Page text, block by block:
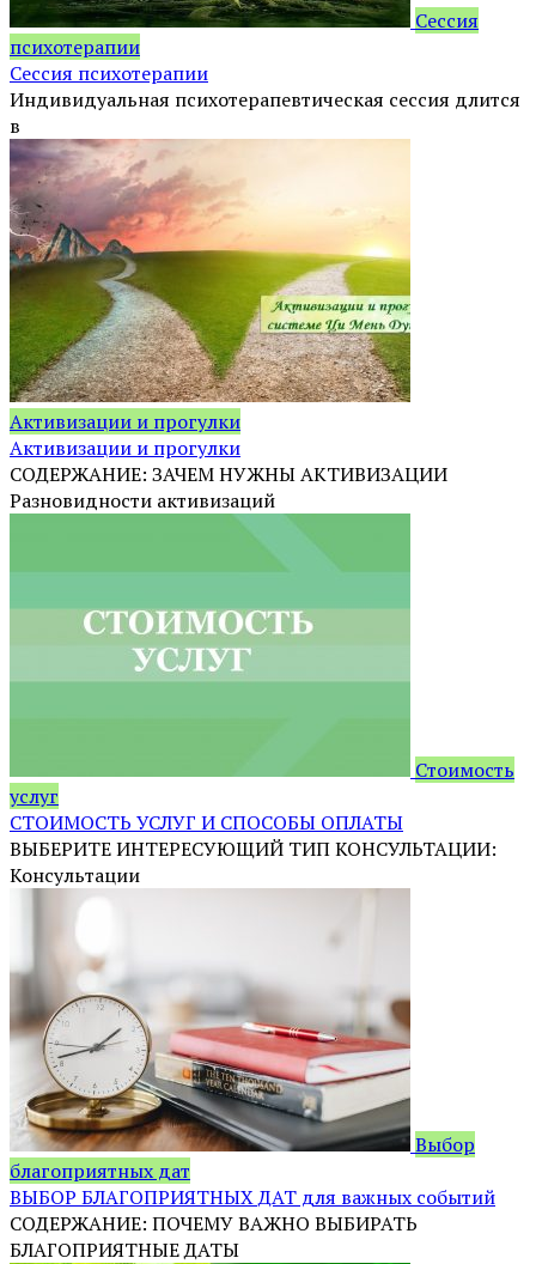
Сессия
психотерапии
Сессия психотерапии
Индивидуальная психотерапевтическая сессия длится
в
Активизации и прогулки
Активизации и прогулки
СОДЕРЖАНИЕ: ЗАЧЕМ НУЖНЫ АКТИВИЗАЦИИ
Разновидности активизаций
Стоимость
услуг
СТОИМОСТЬ УСЛУГ И СПОСОБЫ ОПЛАТЫ
ВЫБЕРИТЕ ИНТЕРЕСУЮЩИЙ ТИП КОНСУЛЬТАЦИИ:
Консультации
Выбор
благоприятных дат
ВЫБОР БЛАГОПРИЯТНЫХ ДАТ для важных событий
СОДЕРЖАНИЕ: ПОЧЕМУ ВАЖНО ВЫБИРАТЬ
БЛАГОПРИЯТНЫЕ ДАТЫ